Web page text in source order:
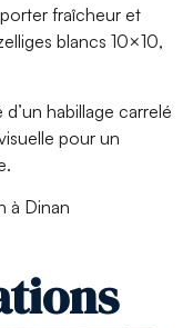
fraîcheur et
blancs 10×10,
habillage carrelé
pour un
à Dinan